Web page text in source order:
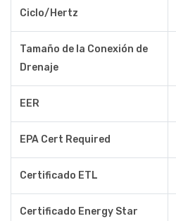
Ciclo/Hertz
Tamaño de la Conexión de
Drenaje
EER
EPA Cert Required
Certificado ETL
Certificado Energy Star